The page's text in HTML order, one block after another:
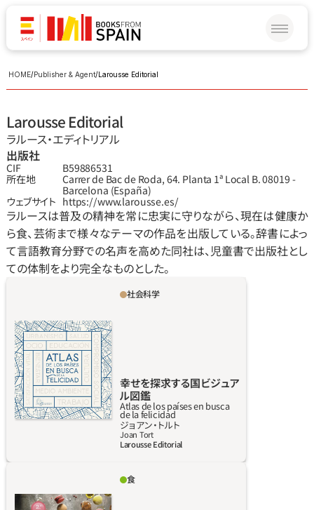
HOME/Publisher & Agent/Larousse Editorial
Larousse Editorial
ラルース‧エディトリアル
出版社
CIF
B59886531
所在地
Carrer de Bac de Roda, 64. Planta 1ª Local B. 08019 -
Barcelona (España)
ウェブサイト https://www.larousse.es/
ラルースは普及の精神を常に忠実に守りながら、現在は健康か
ら食、芸術まで様々なテーマの作品を出版している。辞書によっ
て言語教育分野での名声を高めた同社は、児童書で出版社とし
ての体制をより完全なものとした。
地理や歴史、人類学からなる9人の専門家を執
の探求という観点から分析し、たとえ命をかけ
ても前進し新しい地平を発見したいという人
間の意思を明らかに見せてくれる。前例のない
視点から、環境や都市計画、エネルギー、心理
学、経済、通信など多様なテーマを通じて社会
を知る旅である。140点の地図や180点の図表・
統計と共に、ひとつのテーマを「幸福の尺度」や
「過去の時代の振り返り」、「今日の世界で幸せ
開き２頁で80のテーマを紹介する。
詳しく見る
社会科学
幸せを探求する国ビジュア
ル図鑑
Atlas de los países en busca
de la felicidad
ジョアン‧トルト
Joan Tort
Larousse Editorial
トニ・ロドリゲスはヴィーガンスイーツの技術
と製法の研究に力を注いできたひとりで、本書
食